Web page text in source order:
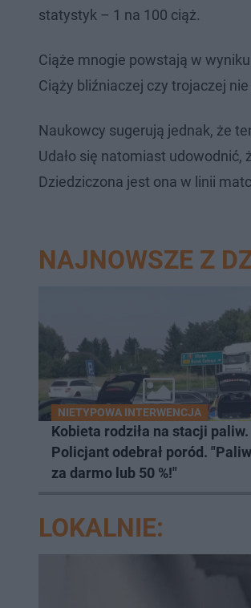
statystyk – 1 na 100 ciąż.
Ciąże mnogie powstają w
Ciąży bliźniaczej czy trojaczej
Naukowcy sugerują jednak, że
Udało się natomiast
Dziedziczona jest ona w linii
NAJNOWSZE Z
NIETYPOWA INTERWENCJA
Kobieta rodziła na stacji paliw.
Policjant odebrał poród.
za darmo lub 50 %!"
LOKALNIE: